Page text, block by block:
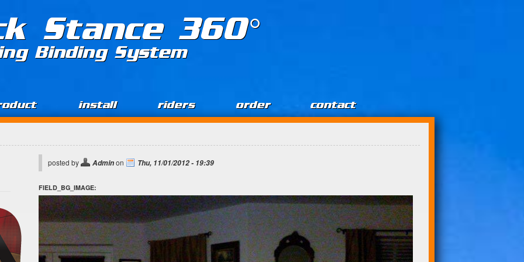
Stance 360°
Binding System
install riders order contact
posted by Adminon Thu, 11/01/2012 - 19:39
FIELD_BG_IMAGE: